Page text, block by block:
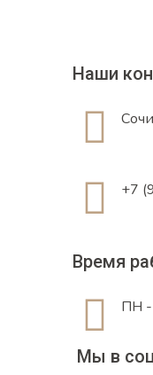
Наши
+7
Время
ПН -
Мы в